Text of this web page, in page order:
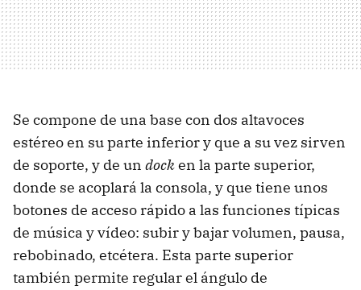
Se compone de una base con dos altavoces
estéreo en su parte inferior y que a su vez sirven
de soporte, y de un docken la parte superior,
donde se acoplará la consola, y que tiene unos
botones de acceso rápido a las funciones típicas
de música y vídeo: subir y bajar volumen, pausa,
rebobinado, etcétera. Esta parte superior
también permite regular el ángulo de